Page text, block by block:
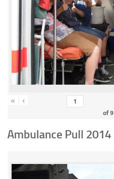
« ‹
of9
Ambulance Pull 2014